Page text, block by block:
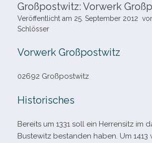
Großpostwitz: Vorwerk
Veröffentlicht am 25. September 2012
Schlösser
Vorwerk Großpostwitz
02692 Großpostwitz
Historisches
Bereits um 1331 soll ein Herrensitz im
Bustewitz bestan­den haben. Um 1413